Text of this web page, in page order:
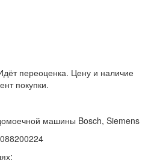
переоценка. Цену и наличие
покупки.
машины Bosch, Siemens